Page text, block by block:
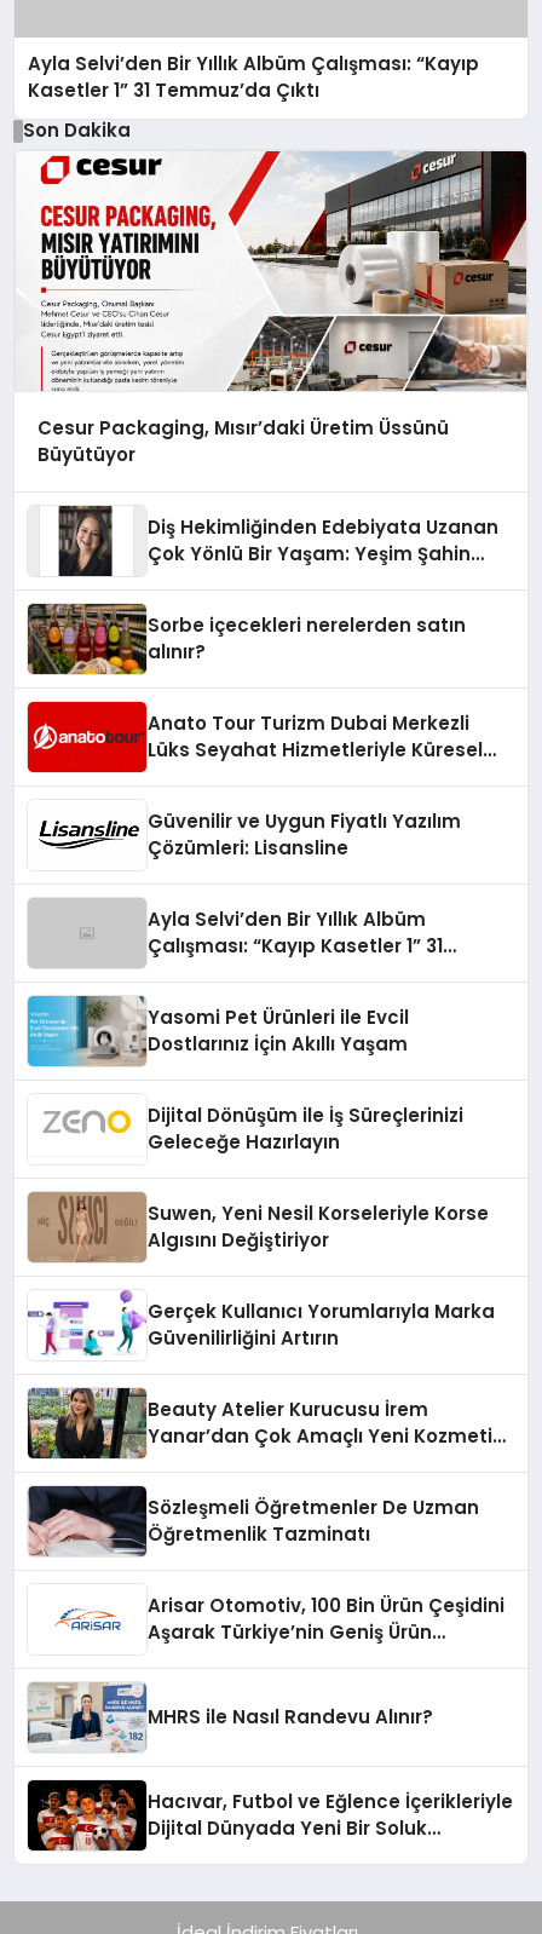
Ayla Selvi’den Bir Yıllık Albüm Çalışması: “Kayıp
Kasetler 1” 31 Temmuz’da Çıktı
Son Dakika
Cesur Packaging, Mısır’daki Üretim Üssünü
Büyütüyor
Diş Hekimliğinden Edebiyata Uzanan
Çok Yönlü Bir Yaşam: Yeşim Şahin
Sorbe içecekleri nerelerden satın
alınır?
Anato Tour Turizm Dubai Merkezli
Lüks Seyahat Hizmetleriyle Küresel
Güvenilir ve Uygun Fiyatlı Yazılım
Çözümleri: Lisansline
Ayla Selvi’den Bir Yıllık Albüm
Çalışması: “Kayıp Kasetler 1” 31
Yasomi Pet Ürünleri ile Evcil
Dostlarınız İçin Akıllı Yaşam
Dijital Dönüşüm ile İş Süreçlerinizi
Geleceğe Hazırlayın
Suwen, Yeni Nesil Korseleriyle Korse
Algısını Değiştiriyor
Gerçek Kullanıcı Yorumlarıyla Marka
Güvenilirliğini Artırın
Beauty Atelier Kurucusu İrem
Yanar’dan Çok Amaçlı Yeni Kozmetik
Sözleşmeli Öğretmenler De Uzman
Öğretmenlik Tazminatı
Arisar Otomotiv, 100 Bin Ürün Çeşidini
Aşarak Türkiye’nin Geniş Ürün
MHRS ile Nasıl Randevu Alınır?
Hacıvar, Futbol ve Eğlence İçerikleriyle
Dijital Dünyada Yeni Bir Soluk